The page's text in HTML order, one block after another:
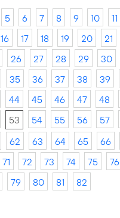
5 6 7 8 9 10 11
16 17 18 19 20 21
26 27 28 29 30
35 36 37 38 39
44 45 46 47 48
53 54 55 56 57
62 63 64 65 66
71 72 73 74 75 76
79 80 81 82